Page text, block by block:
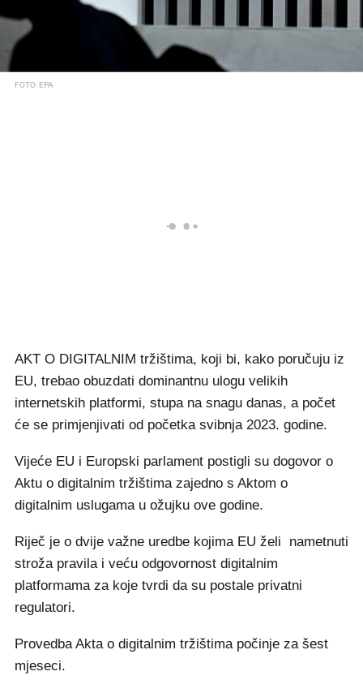
FOTO: EPA
AKT O DIGITALNIM tržištima, koji bi, kako poručuju iz
EU, trebao obuzdati dominantnu ulogu velikih
internetskih platformi, stupa na snagu danas, a počet
će se primjenjivati od početka svibnja 2023. godine.
Vijeće EU i Europski parlament postigli su dogovor o
Aktu o digitalnim tržištima zajedno s Aktom o
digitalnim uslugama u ožujku ove godine.
Riječ je o dvije važne uredbe kojima EU želi nametnuti
stroža pravila i veću odgovornost digitalnim
platformama za koje tvrdi da su postale privatni
regulatori.
Provedba Akta o digitalnim tržištima počinje za šest
mjeseci.